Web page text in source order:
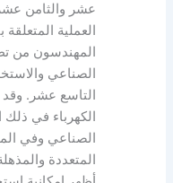
عشر والثامن
العملية المتعلقة
المهندسون من
الصناعي
التاسع عشر. وقد
الكهرباء في
الصناعي وفي
المتعددة